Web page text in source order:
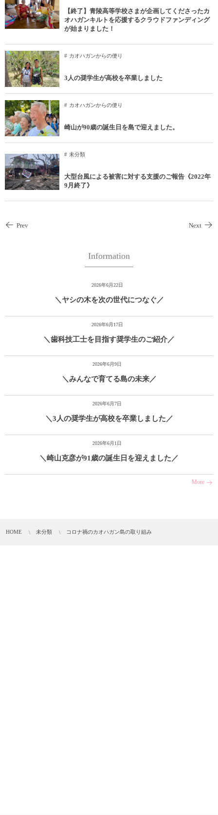
【終了】青陵高等学校さまが企画してくださったカ
オハガンキルトを応援するクラウドファンディング
が始まりました！
カオハガンからの便り
3人の奨学生が高校を卒業しました
カオハガンからの便り
崎山が90歳の誕生日を島で迎えました。
未分類
大型台風による被害に対する支援のご報告《2022年
9月終了》
Prev Next
Information
2026年6月22日
＼ヤシの木を次の世代につなぐ／
2026年6月17日
＼歯科技工士を目指す奨学生のご紹介／
2026年6月9日
＼みんなで育てる島の未来／
2026年6月7日
＼3人の奨学生が高校を卒業しました／
2026年6月1日
＼崎山克彦が91歳の誕生日を迎えました／
More
HOME 未分類 コロナ禍のカオハガン島の取り組み